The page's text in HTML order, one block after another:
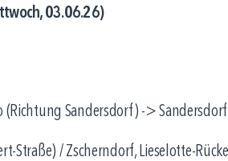
03.06.26)
(Richtung Sandersdorf) ->
Straße) / Zscherndorf, Lieselotte-